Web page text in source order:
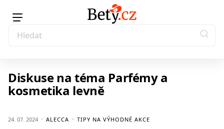
Diskuse na téma Parfémy a
kosmetika levně
24. 07. 2024 ALECCA TIPY NA VÝHODNÉ AKCE